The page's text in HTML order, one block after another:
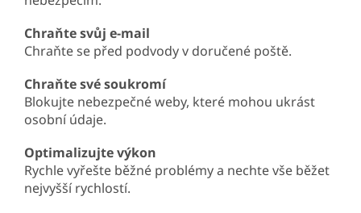
Chraňte svůj e-mail
Chraňte se před podvody v doručené poště.
Chraňte své soukromí
Blokujte nebezpečné weby, které mohou ukrást
osobní údaje.
Optimalizujte výkon
Rychle vyřešte běžné problémy a nechte vše běžet
nejvyšší rychlostí.